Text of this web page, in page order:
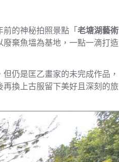
的神秘拍照景點「 老塘湖藝術
棄魚塭為基地，一點一滴打造
仍是匡乙畫家的未完成作品，
換上古服留下美好且深刻的旅